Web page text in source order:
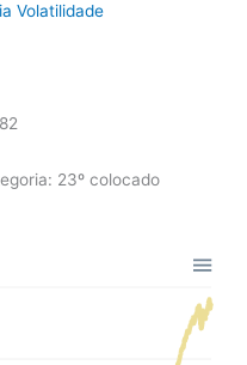
Volatilidade
23º colocado